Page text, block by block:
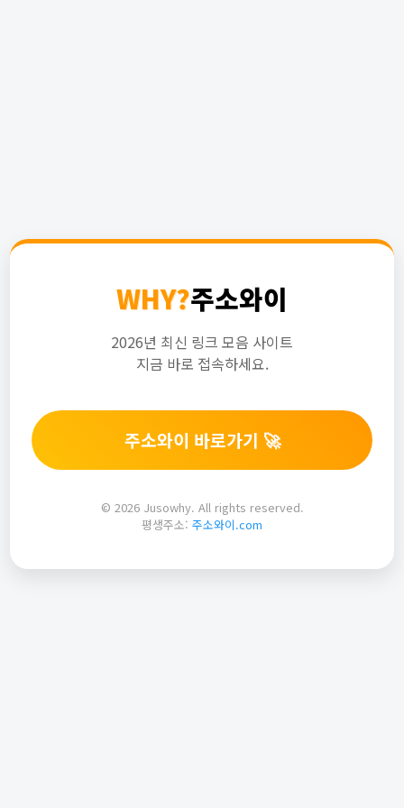
WHY?주소와이
2026년 최신 링크 모음 사이트
지금 바로 접속하세요.
주소와이 바로가기 🚀
© 2026 Jusowhy. All rights reserved.
평생주소: 주소와이.com